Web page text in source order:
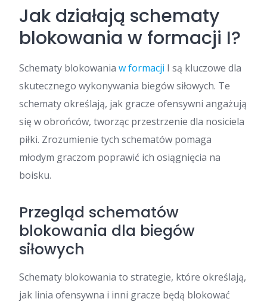
Jak działają schematy
blokowania w formacji I?
Schematy blokowania w formacji I są kluczowe dla
skutecznego wykonywania biegów siłowych. Te
schematy określają, jak gracze ofensywni angażują
się w obrońców, tworząc przestrzenie dla nosiciela
piłki. Zrozumienie tych schematów pomaga
młodym graczom poprawić ich osiągnięcia na
boisku.
Przegląd schematów
blokowania dla biegów
siłowych
Schematy blokowania to strategie, które określają,
jak linia ofensywna i inni gracze będą blokować